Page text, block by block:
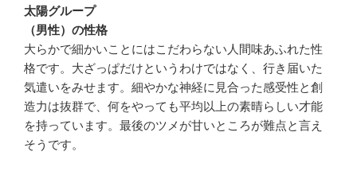
太陽グループ
（男性）の性格
大らかで細かいことにはこだわらない人間味あふれた性
格です。大ざっぱだけというわけではなく、行き届いた
気遣いをみせます。細やかな神経に見合った感受性と創
造力は抜群で、何をやっても平均以上の素晴らしい才能
を持っています。最後のツメが甘いところが難点と言え
そうです。